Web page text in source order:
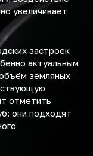
увеличивает
застроек
актуальным
земляных
отметить
они подходят